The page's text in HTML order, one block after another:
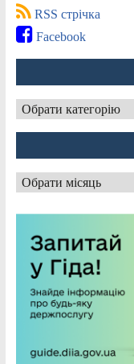
RSS стрічка
Facebook
Категорії
Архіви